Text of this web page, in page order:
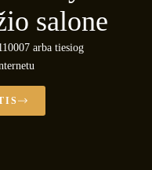
salone
arba tiesiog